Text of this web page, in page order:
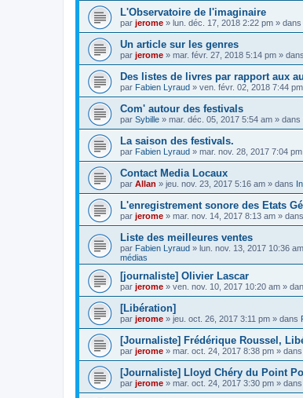
L'Observatoire de l'imaginaire
par jerome » lun. déc. 17, 2018 2:22 pm » dans
Un article sur les genres
par jerome » mar. févr. 27, 2018 5:14 pm » dans
Des listes de livres par rapport aux
par Fabien Lyraud » ven. févr. 02, 2018 7:44
Com' autour des festivals
par Sybille » mar. déc. 05, 2017 5:54 am » dans
La saison des festivals.
par Fabien Lyraud » mar. nov. 28, 2017 7:04
Contact Media Locaux
par Allan » jeu. nov. 23, 2017 5:16 am » dans
L'enregistrement sonore des Etats
par jerome » mar. nov. 14, 2017 8:13 am » dans
Liste des meilleures ventes
par Fabien Lyraud » lun. nov. 13, 2017 10:36
médias
[journaliste] Olivier Lascar
par jerome » ven. nov. 10, 2017 10:20 am »
[Libération]
par jerome » jeu. oct. 26, 2017 3:11 pm » dans
[Journaliste] Frédérique Roussel,
par jerome » mar. oct. 24, 2017 8:38 pm » dans
[Journaliste] Lloyd Chéry du Point
par jerome » mar. oct. 24, 2017 3:30 pm » dans